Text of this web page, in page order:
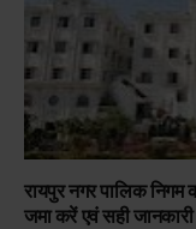
रायपुर नगर पालिक
जमा करें एवं सही